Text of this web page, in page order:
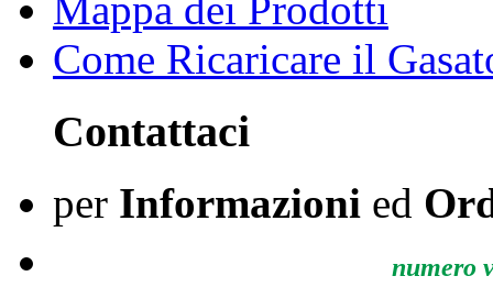
Come Ricaricare il
Contattaci
per Informazioni ed
numero